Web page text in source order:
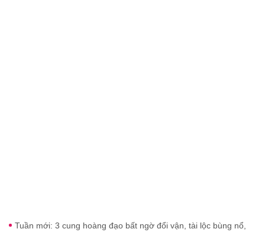
Tuần mới: 3 cung hoàng đạo bất ngờ đổi vận, tài lộc bùng nổ,